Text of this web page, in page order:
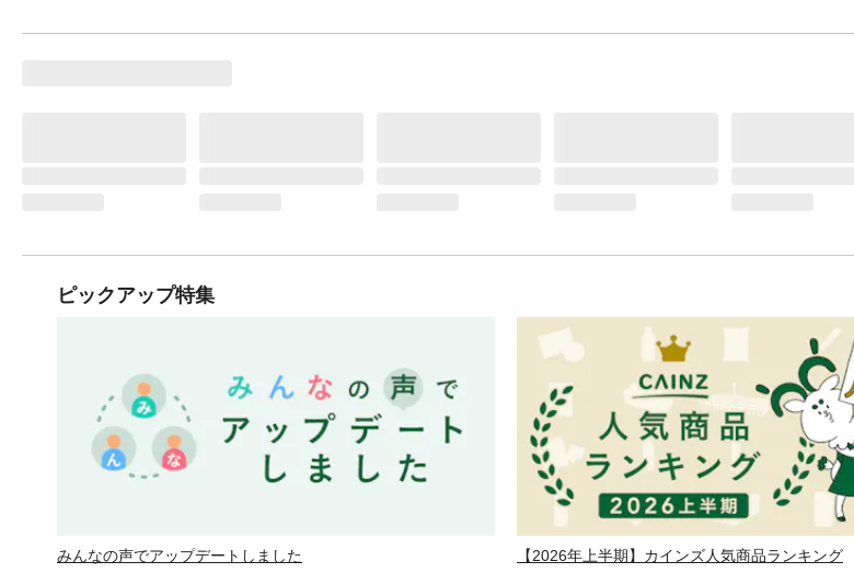
ピックアップ特集
みんなの声でアップデートしました 【2026年上半期】カインズ人気商品ランキング